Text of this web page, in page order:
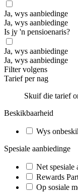
Ja, wys aanbiedinge
Ja, wys aanbiedinge
Is jy 'n pensioenaris?
Ja, wys aanbiedinge
Ja, wys aanbiedinge
Filter volgens
Tarief per nag
Skuif die tarief
Beskikbaarheid
Wys
Spesiale aanbiedinge
Net spesiale
Rewards
Op sosiale